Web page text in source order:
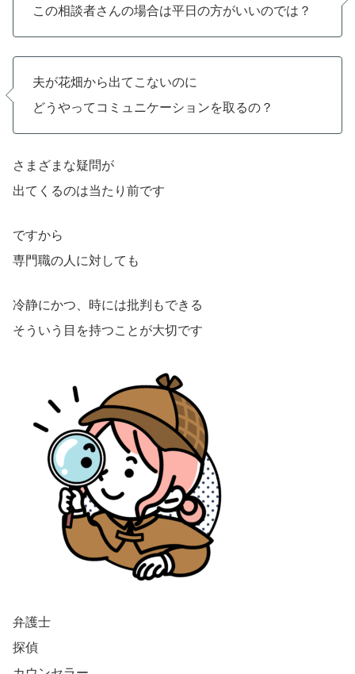
この相談者さんの場合は平日の方がいいのでは？
夫が花畑から出てこないのに
どうやってコミュニケーションを取るの？
さまざまな疑問が
出てくるのは当たり前です
ですから
専門職の人に対しても
冷静にかつ、時には批判もできる
そういう目を持つことが大切です
弁護士
探偵